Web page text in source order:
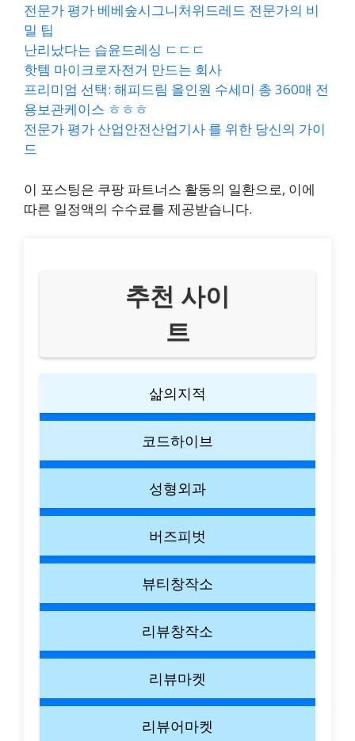
전문가 평가 베베숲시그니처위드레드 전문가의 비
밀 팁
난리났다는 습윤드레싱 ㄷㄷㄷ
핫템 마이크로자전거 만드는 회사
프리미엄 선택: 해피드림 올인원 수세미 총 360매 전
용보관케이스 ㅎㅎㅎ
전문가 평가 산업안전산업기사 를 위한 당신의 가이
드
이 포스팅은 쿠팡 파트너스 활동의 일환으로, 이에
따른 일정액의 수수료를 제공받습니다.
추천 사이
트
삶의지적
코드하이브
성형외과
버즈피벗
뷰티창작소
리뷰창작소
리뷰마켓
리뷰어마켓